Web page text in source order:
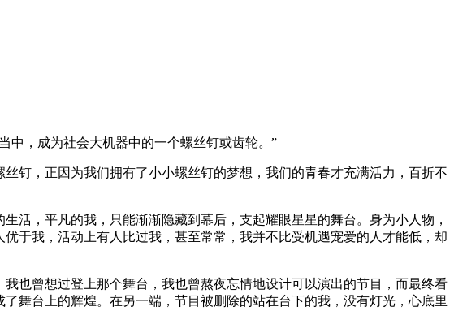
中，成为社会大机器中的一个螺丝钉或齿轮。”
钉，正因为我们拥有了小小螺丝钉的梦想，我们的青春才充满活力，百折不
活，平凡的我，只能渐渐隐藏到幕后，支起耀眼星星的舞台。身为小人物，
于我，活动上有人比过我，甚至常常，我并不比受机遇宠爱的人才能低，却
也曾想过登上那个舞台，我也曾熬夜忘情地设计可以演出的节目，而最终看
舞台上的辉煌。在另一端，节目被删除的站在台下的我，没有灯光，心底里